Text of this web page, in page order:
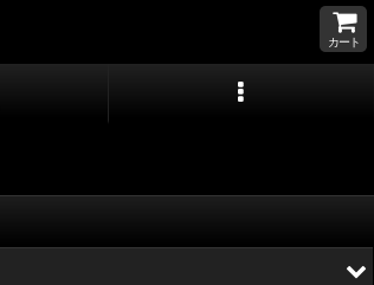
カート